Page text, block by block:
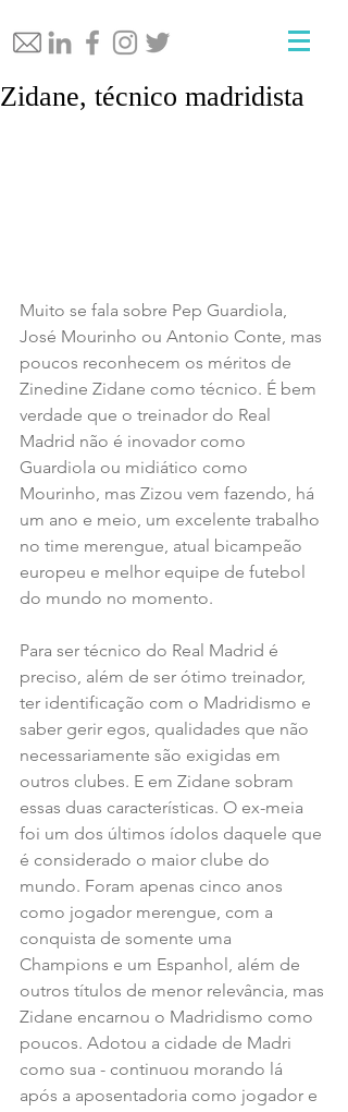
Zidane, técnico madridista
Muito se fala sobre Pep Guardiola,
José Mourinho ou Antonio Conte, mas
poucos reconhecem os méritos de
Zinedine Zidane como técnico. É bem
verdade que o treinador do Real
Madrid não é inovador como
Guardiola ou midiático como
Mourinho, mas Zizou vem fazendo, há
um ano e meio, um excelente trabalho
no time merengue, atual bicampeão
europeu e melhor equipe de futebol
do mundo no momento.
Para ser técnico do Real Madrid é
preciso, além de ser ótimo treinador,
ter identificação com o Madridismo e
saber gerir egos, qualidades que não
necessariamente são exigidas em
outros clubes. E em Zidane sobram
essas duas características. O ex-meia
foi um dos últimos ídolos daquele que
é considerado o maior clube do
mundo. Foram apenas cinco anos
como jogador merengue, com a
conquista de somente uma
Champions e um Espanhol, além de
outros títulos de menor relevância, mas
Zidane encarnou o Madridismo como
poucos. Adotou a cidade de Madri
como sua - continuou morando lá
após a aposentadoria como jogador e